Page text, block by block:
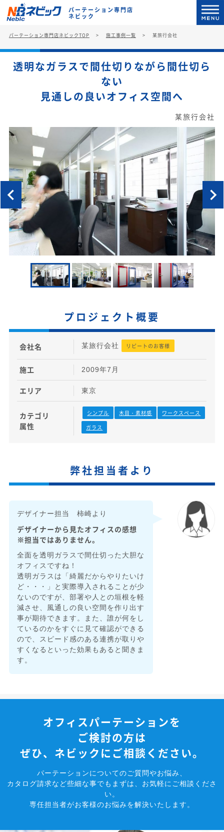
パーテーション専門店
ネビック
パーテーション専門店ネビックTOP 施工事例一覧 某旅行会社
透明なガラスで間仕切りながら間仕切ら
ない
見通しの良いオフィス空間へ
某旅行会社
プロジェクト概要
会社名 某旅行会社 リピートのお客様
施工 2009年7月
エリア 東京
カテゴリ
属性
シンプル 木目・素材感
ワークスペース
ガラス
弊社担当者より
デザイナー担当 柿崎より
デザイナーから見たオフィスの感想
※担当ではありません。
全面を透明ガラスで間仕切った大胆な
オフィスですね！
透明ガラスは「綺麗だからやりたいけ
ど・・・」と実際導入されることが少
ないのですが、部署や人との垣根を軽
減させ、風通しの良い空間を作り出す
事が期待できます。また、誰が何をし
ているのかをすぐに見て確認ができる
ので、スピード感のある連携が取りや
すくなるといった効果もあると聞きま
す。
オフィスパーテーションを
ご検討の方は
ぜひ、ネビックにご相談ください。
パーテーションについてのご質問やお悩み、
カタログ請求など些細な事でもまずは、お気軽にご相談くださ
い。
専任担当者がお客様のお悩みを解決いたします。